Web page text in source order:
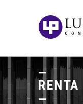
RENTA